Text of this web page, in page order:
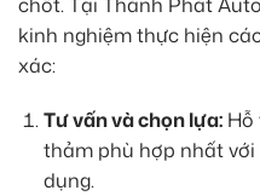
kinh nghiệm thực hiện
xác:
Tư vấn và chọn lựa:Hỗ
thảm phù hợp nhất với
dụng.